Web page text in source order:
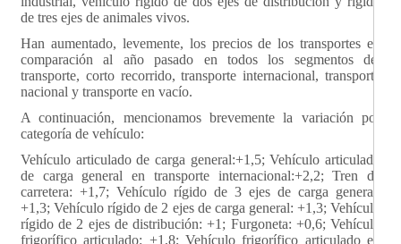
de tres ejes de animales vivos.
Han aumentado, levemente, los precios de los transportes en
comparación al año pasado en todos los segmentos del
transporte, corto recorrido, transporte internacional, transporte
nacional y transporte en vacío.
A continuación, mencionamos brevemente la variación por
categoría de vehículo:
Vehículo articulado de carga general:+1,5; Vehículo articulado
de carga general en transporte internacional:+2,2; Tren de
carretera: +1,7; Vehículo rígido de 3 ejes de carga general:
+1,3; Vehículo rígido de 2 ejes de carga general: +1,3; Vehículo
rígido de 2 ejes de distribución: +1; Furgoneta: +0,6; Vehículo
frigorífico articulado: +1,8; Vehículo frigorífico articulado en